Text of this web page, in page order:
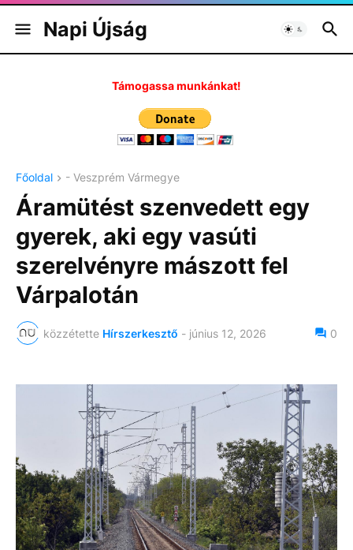
Napi Újság
Támogassa munkánkat!
Főoldal - Veszprém Vármegye
Áramütést szenvedett egy
gyerek, aki egy vasúti
szerelvényre mászott fel
Várpalotán
közzétette Hírszerkesztő - június 12, 2026 0